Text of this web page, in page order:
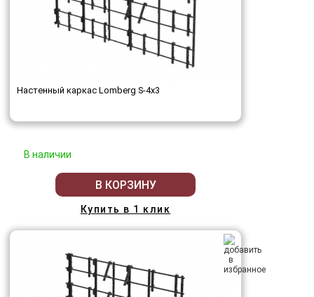
Настенный каркас Lomberg S-4х3
В наличии
В КОРЗИНУ
Купить в 1 клик